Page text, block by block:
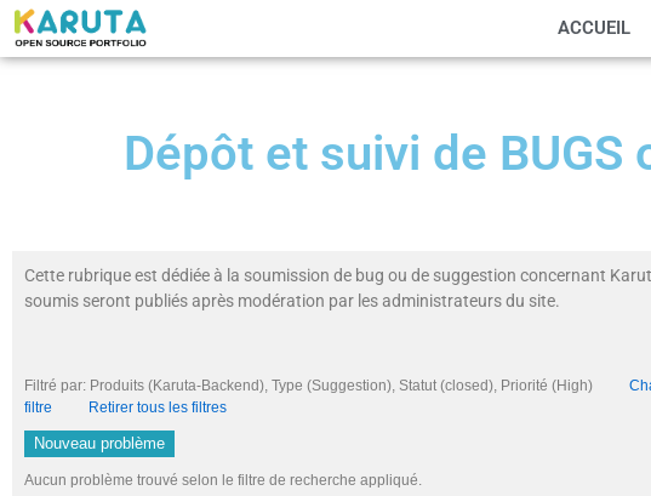
ACCUEIL
Dépôt et suivi de BUGS
Cette rubrique est dédiée à la soumission de bug ou de suggestion concernant
soumis seront publiés après modération par les administrateurs du site.
Filtré par: Produits (Karuta-Backend), Type (Suggestion), Statut (closed), Priorité (High)
filtre
Retirer tous les filtres
Nouveau problème
Aucun problème trouvé selon le filtre de recherche appliqué.